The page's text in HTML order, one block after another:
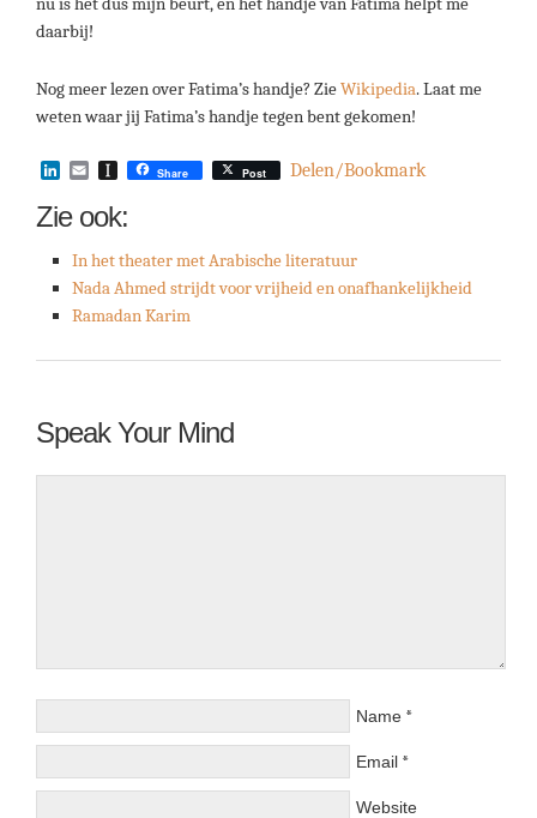
daarbij!
Nog meer lezen over Fatima’s handje? ZieWikipedia. Laat me
weten waar jij Fatima’s handje tegen bent gekomen!
LinkedIn
EmailInstapaper
Share Post Delen/Bookmark
Zie ook:
In het theater met Arabische literatuur
Nada Ahmed strijdt voor vrijheid en onafhankelijkheid
Ramadan Karim
Speak Your Mind
Name *
Email *
Website